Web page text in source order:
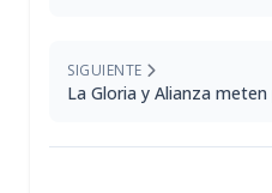
SIGUIENTE
La Gloria y Alianza